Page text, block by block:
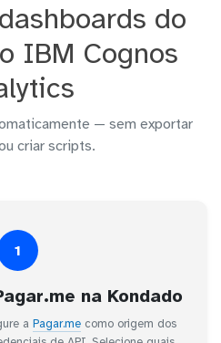
do
IBM Cognos
— sem exportar
criar scripts.
1
na Kondado
a Pagar.me como origem dos